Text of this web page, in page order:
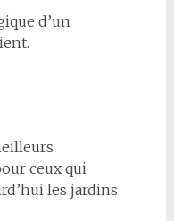
d’un
ceux qui
les jardins